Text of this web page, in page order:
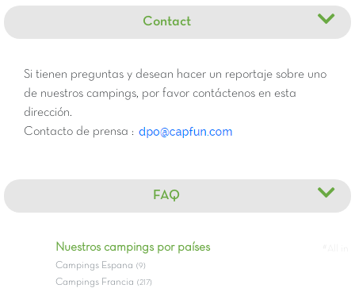
Contact
Si tienen preguntas y desean hacer un reportaje sobre uno
de nuestros campings, por favor contáctenos en esta
dirección.
Contacto de prensa :
FAQ
Nuestros campings por países
Campings Espana (9)
Campings Francia (217)